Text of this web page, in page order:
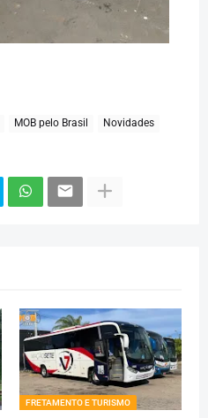
MOB pelo Brasil
Novidades
FRETAMENTO E TURISMO